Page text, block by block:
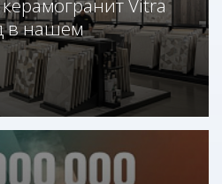
Vitra
в нашем